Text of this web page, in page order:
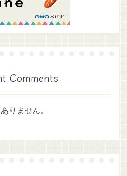
Comments
りません。